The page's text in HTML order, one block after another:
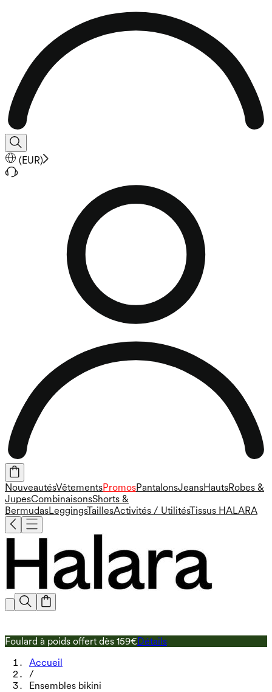
(EUR)
NouveautésVêtementsPromosPantalonsJeansHautsRobes &
JupesCombinaisonsShorts &
BermudasLeggingsTaillesActivités / UtilitésTissus HALARA
Foulard à poids offert dès 159€Détails
Accueil
/
Ensembles bikini